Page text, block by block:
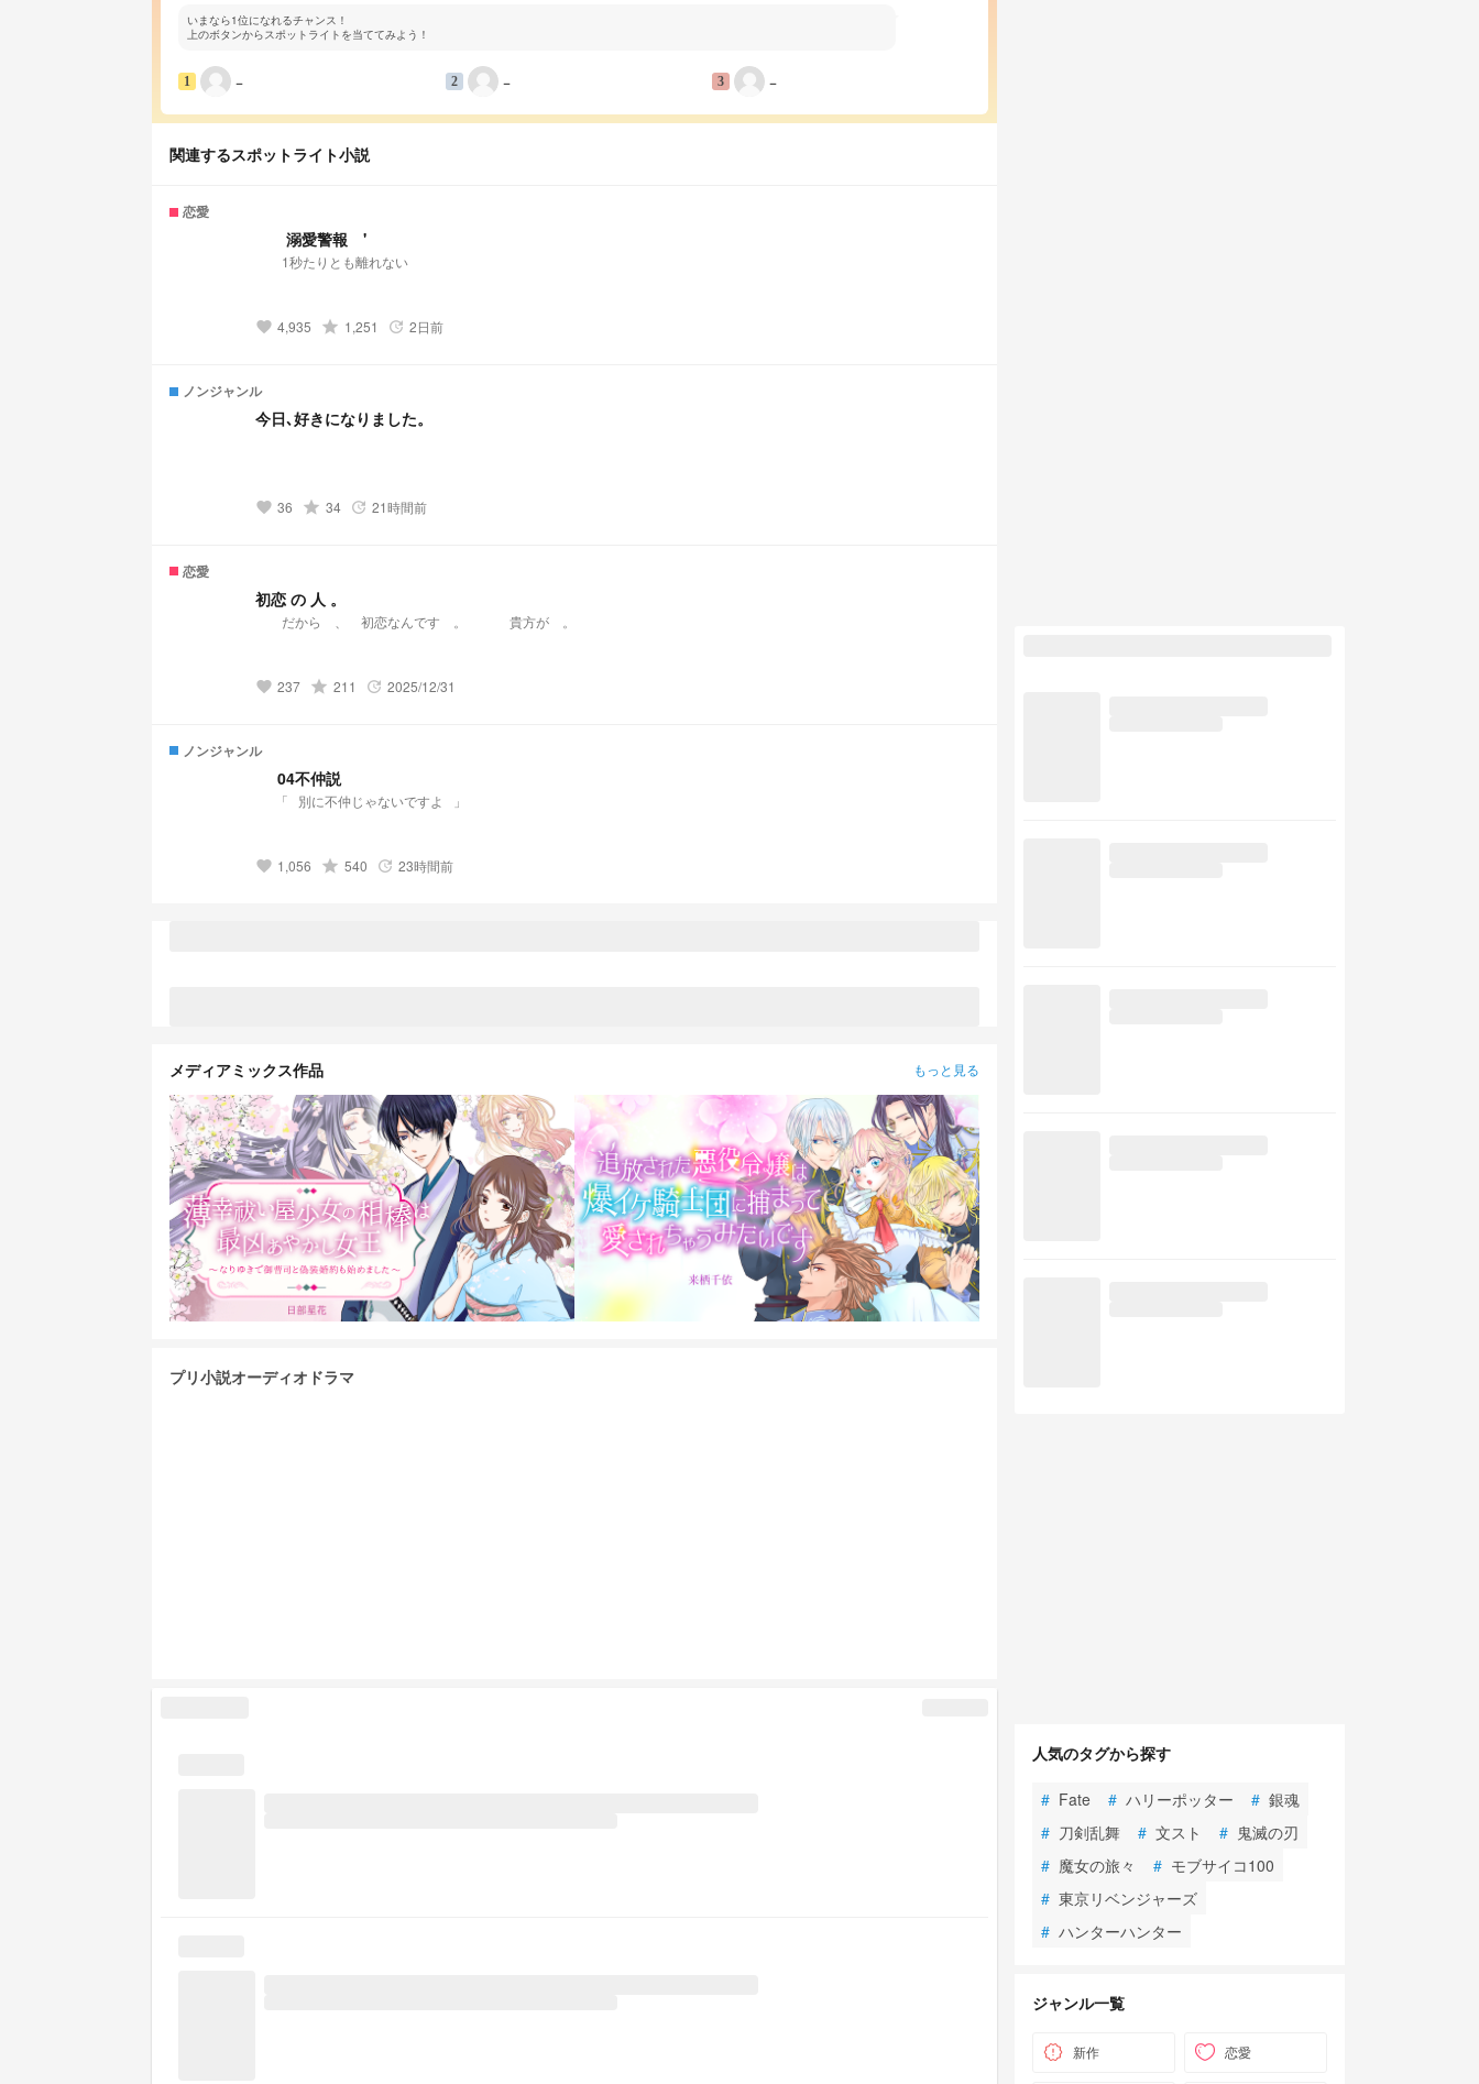
いまなら1位になれるチャンス！
上のボタンからスポットライトを当ててみよう！
1 − 2 − 3 −
関連するスポットライト小説
恋愛
溺愛警報 '
1秒たりとも離れない
favorite 4,935 grade 1,251 update 2日前
ノンジャンル
今日､好きになりました。
favorite 36 grade 34 update 21時間前
恋愛
初恋 の 人 。
⠀ だから 、 初恋なんです 。 貴方が 。 ⠀
favorite 237 grade 211 update 2025/12/31
ノンジャンル
⠀⠀04不仲説⠀⠀
⠀⠀「⠀別に不仲じゃないですよ⠀」
favorite 1,056 grade 540 update 23時間前
メディアミックス作品 もっと見る
プリ小説オーディオドラマ
人気のタグから探す
# Fate # ハリーポッター # 銀魂
# 刀剣乱舞 # 文スト # 鬼滅の刃
# 魔女の旅々 # モブサイコ100
# 東京リベンジャーズ
# ハンターハンター
ジャンル一覧
新作 恋愛